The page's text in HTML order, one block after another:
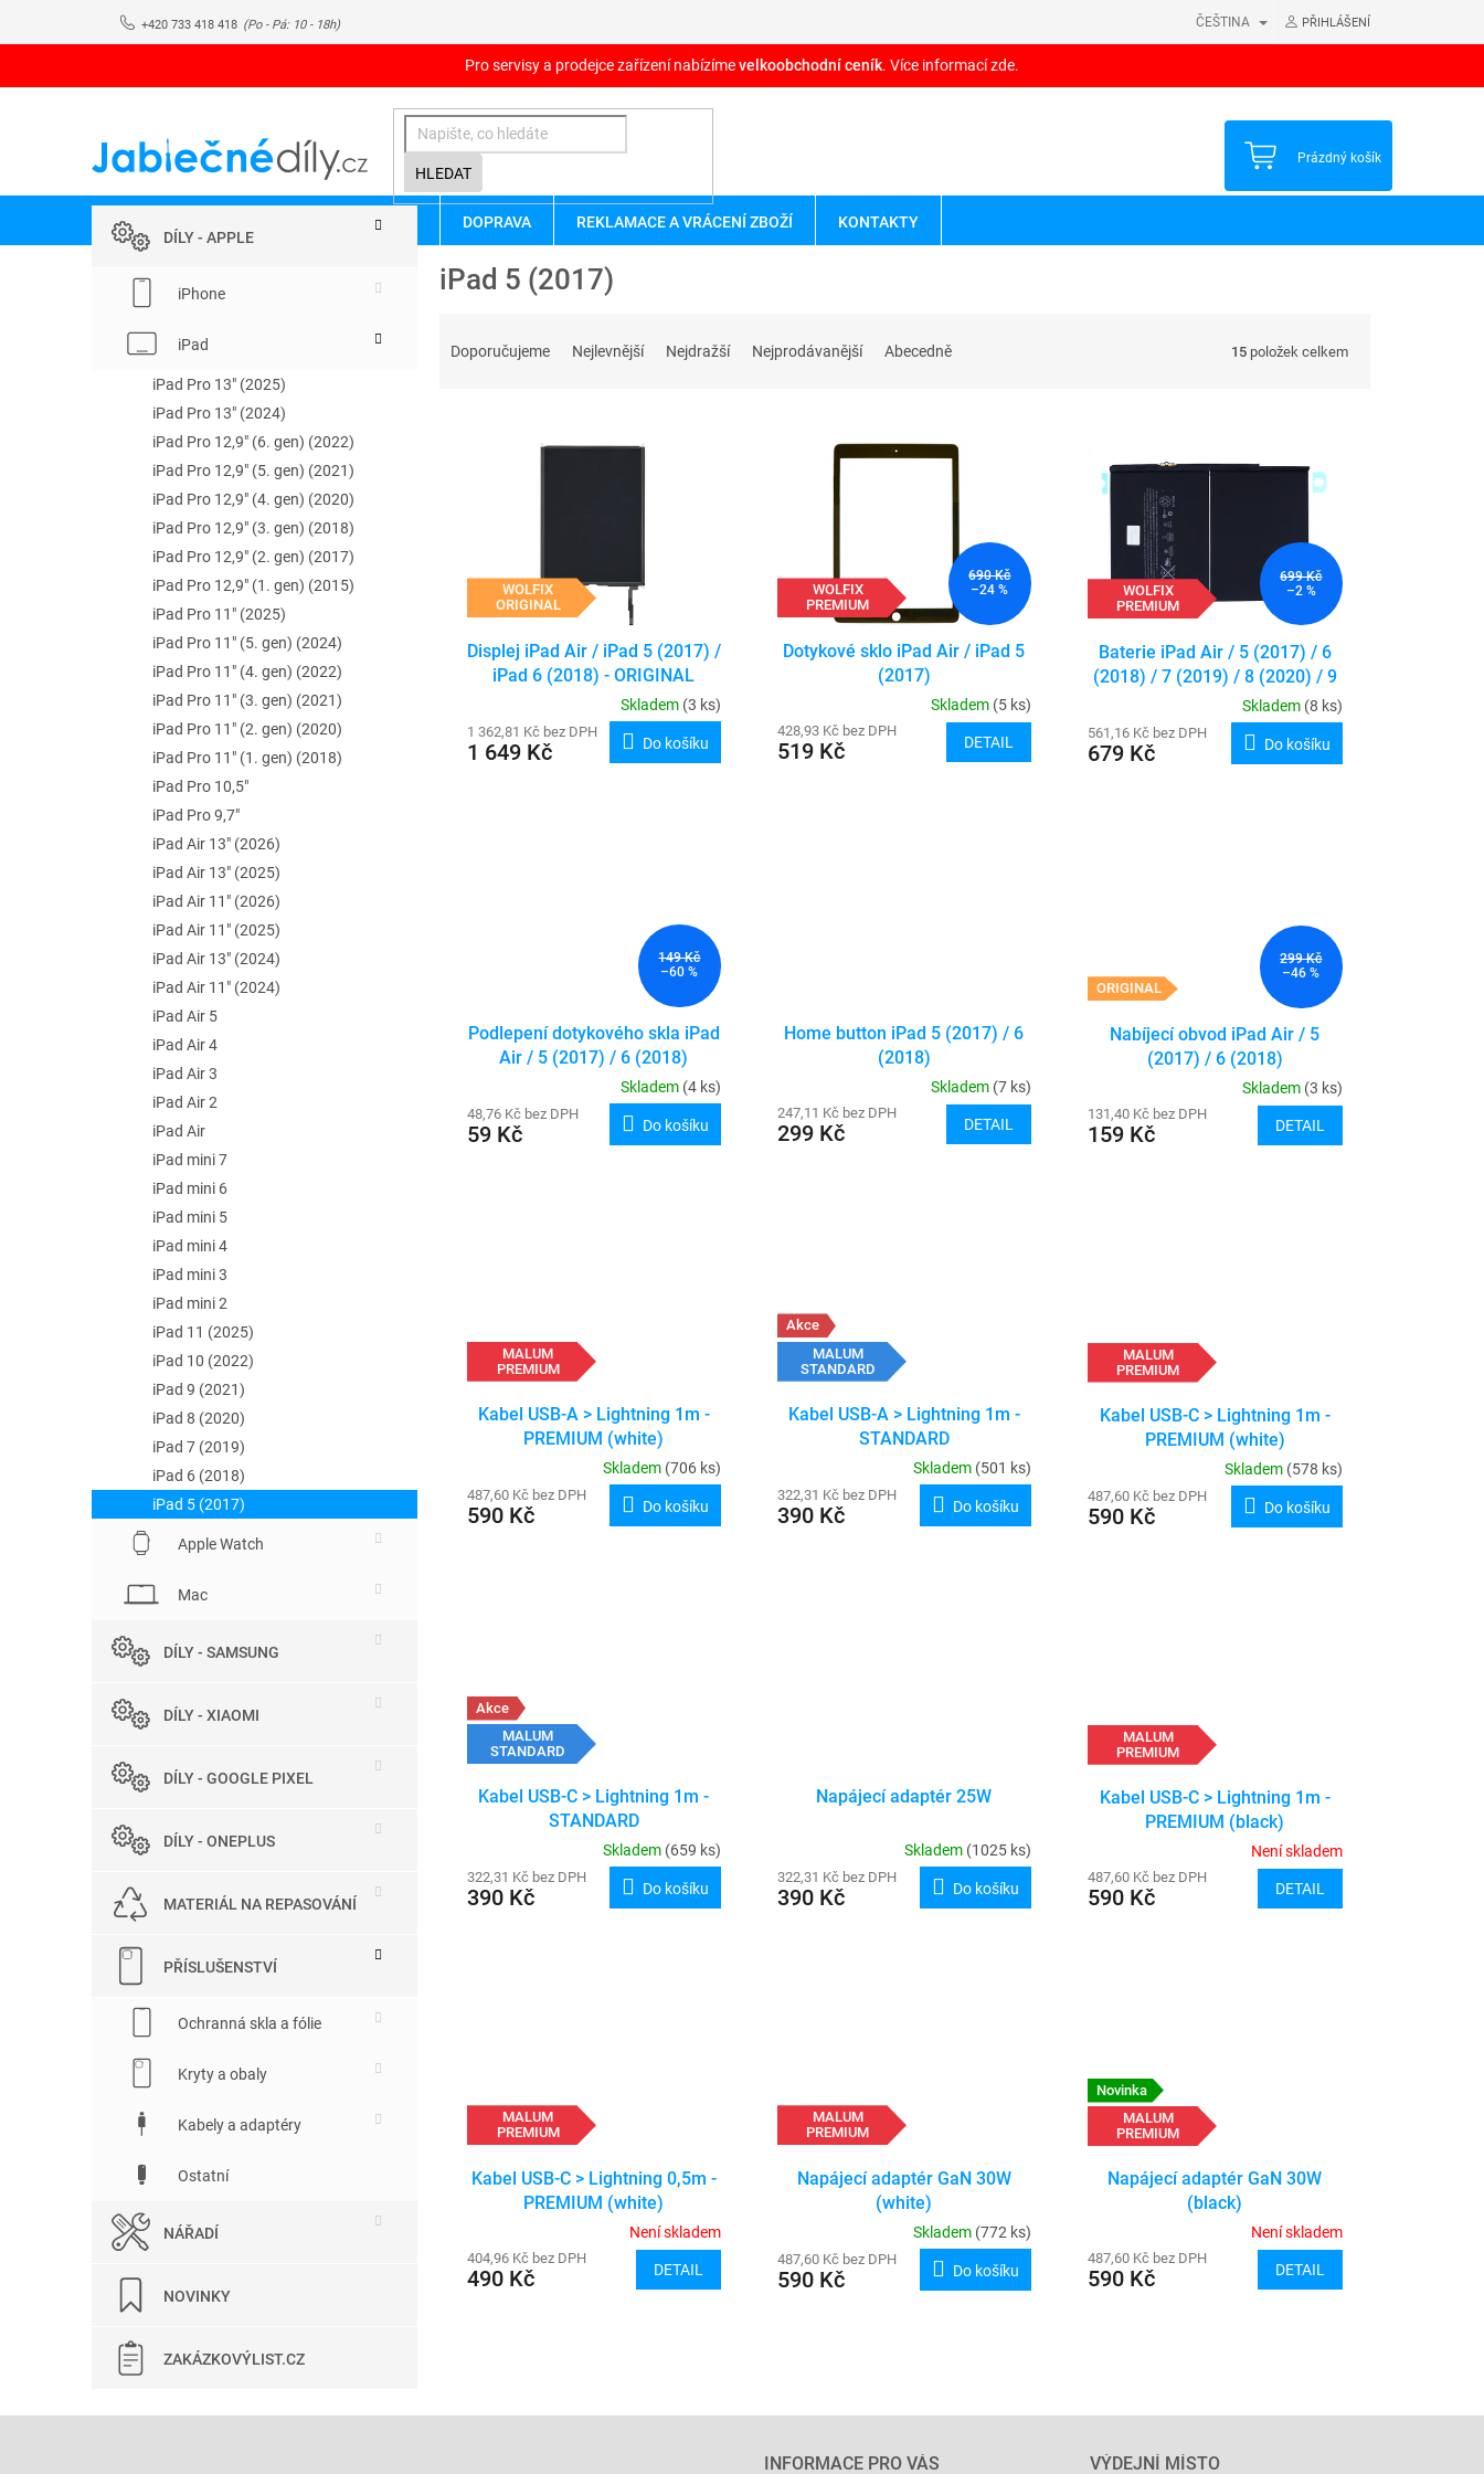
+420 733 418 418 ČEŠTINA PŘIHLÁŠENÍ
Pro servisy a prodejce zařízení nabízímevelkoobchodní ceník. Více informací zde.
HLEDAT
NÁKUPNÍ
Prázdný košík
DOPRAVA REKLAMACE A VRÁCENÍ ZBOŽÍ KONTAKTY
o
kategorieDÍLY - APPLE
iPhone
iPad
iPad Pro 13" (2025)
iPad Pro 13" (2024)
iPad Pro 12,9" (6. gen) (2022)
iPad Pro 12,9" (5. gen) (2021)
iPad Pro 12,9" (4. gen) (2020)
iPad Pro 12,9" (3. gen) (2018)
iPad Pro 12,9" (2. gen) (2017)
iPad Pro 12,9" (1. gen) (2015)
iPad Pro 11" (2025)
iPad Pro 11" (5. gen) (2024)
iPad Pro 11" (4. gen) (2022)
iPad Pro 11" (3. gen) (2021)
iPad Pro 11" (2. gen) (2020)
iPad Pro 11" (1. gen) (2018)
iPad Pro 10,5"
iPad Pro 9,7"
iPad Air 13" (2026)
iPad Air 13" (2025)
iPad Air 11" (2026)
iPad Air 11" (2025)
iPad Air 13" (2024)
iPad Air 11" (2024)
iPad Air 5
iPad Air 4
iPad Air 3
iPad Air 2
iPad Air
iPad mini 7
iPad mini 6
iPad mini 5
iPad mini 4
iPad mini 3
iPad mini 2
iPad 11 (2025)
iPad 10 (2022)
iPad 9 (2021)
iPad 8 (2020)
iPad 7 (2019)
iPad 6 (2018)
iPad 5 (2017)
Apple Watch
Mac
DÍLY - SAMSUNG
DÍLY - XIAOMI
DÍLY - GOOGLE PIXEL
DÍLY - ONEPLUS
MATERIÁL NA REPASOVÁNÍ
PŘÍSLUŠENSTVÍ
Ochranná skla a fólie
Kryty a obaly
Kabely a adaptéry
Ostatní
NÁŘADÍ
NOVINKY
ZAKÁZKOVÝLIST.CZ
iPad 5 (2017)
Doporučujeme Nejlevnější Nejdražší Nejprodávanější Abecedně 15 položek celkem
WOLFIX
ORIGINAL
Displej iPad Air / iPad 5 (2017) /
iPad 6 (2018) - ORIGINAL
Skladem (3 ks)
1 362,81 Kč bez DPH
1 649 Kč Do košíku
WOLFIX
PREMIUM
690 Kč
–24 %
Dotykové sklo iPad Air / iPad 5
(2017)
Skladem (5 ks)
428,93 Kč bez DPH
519 Kč DETAIL
WOLFIX
PREMIUM
699 Kč
–2 %
Baterie iPad Air / 5 (2017) / 6
(2018) / 7 (2019) / 8 (2020) / 9
Skladem (8 ks)
561,16 Kč bez DPH
679 Kč Do košíku
149 Kč
–60 %
Podlepení dotykového skla iPad
Air / 5 (2017) / 6 (2018)
Skladem (4 ks)
48,76 Kč bez DPH
59 Kč Do košíku
Home button iPad 5 (2017) / 6
(2018)
Skladem (7 ks)
247,11 Kč bez DPH
299 Kč DETAIL
ORIGINAL
299 Kč
–46 %
Nabíjecí obvod iPad Air / 5
(2017) / 6 (2018)
Skladem (3 ks)
131,40 Kč bez DPH
159 Kč DETAIL
MALUM
PREMIUM
Kabel USB-A > Lightning 1m -
PREMIUM (white)
Skladem (706 ks)
487,60 Kč bez DPH
590 Kč Do košíku
Akce
MALUM
STANDARD
Kabel USB-A > Lightning 1m -
STANDARD
Skladem (501 ks)
322,31 Kč bez DPH
390 Kč Do košíku
MALUM
PREMIUM
Kabel USB-C > Lightning 1m -
PREMIUM (white)
Skladem (578 ks)
487,60 Kč bez DPH
590 Kč Do košíku
Akce
MALUM
STANDARD
Kabel USB-C > Lightning 1m -
STANDARD
Skladem (659 ks)
322,31 Kč bez DPH
390 Kč Do košíku
Napájecí adaptér 25W
Skladem (1025 ks)
322,31 Kč bez DPH
390 Kč Do košíku
MALUM
PREMIUM
Kabel USB-C > Lightning 1m -
PREMIUM (black)
Není skladem
487,60 Kč bez DPH
590 Kč DETAIL
MALUM
PREMIUM
Kabel USB-C > Lightning 0,5m -
PREMIUM (white)
Není skladem
404,96 Kč bez DPH
490 Kč DETAIL
MALUM
PREMIUM
Napájecí adaptér GaN 30W
(white)
Skladem (772 ks)
487,60 Kč bez DPH
590 Kč Do košíku
Novinka
MALUM
PREMIUM
Napájecí adaptér GaN 30W
(black)
Není skladem
487,60 Kč bez DPH
590 Kč DETAIL
á
a
INFORMACE PRO VÁS VÝDEJNÍ MÍSTO